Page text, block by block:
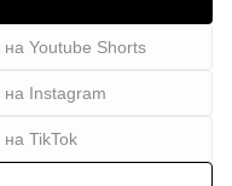
на Youtube Shorts
на Instagram
на TikTok